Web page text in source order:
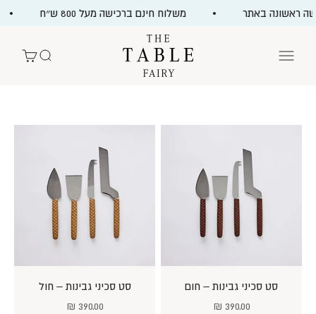
דילוג לתוכן משלוח חינם ברכישה מעל 800 ש״ח
עגלת קניות
חיפוש
The Table Fairy
תפריט
סט סכיני גבינות – חום
מחיר מבצע
390.00 ₪
סט סכיני גבינות – חול
מחיר מבצע
390.00 ₪